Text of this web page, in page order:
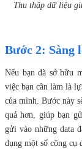
Thu thập dữ liệu
Bước 2: Sàng
Nếu bạn đã sở hữu
việc bạn cần làm là
của mình. Bước này
quả hơn, giúp bạn
gửi vào những data
dụng một số công cụ